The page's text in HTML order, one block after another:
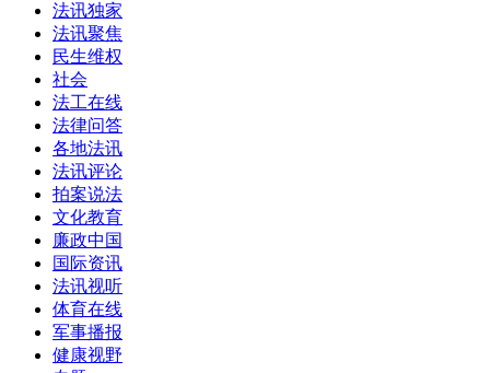
法讯独家
法讯聚焦
民生维权
社会
法工在线
法律问答
各地法讯
法讯评论
拍案说法
文化教育
廉政中国
国际资讯
法讯视听
体育在线
军事播报
健康视野